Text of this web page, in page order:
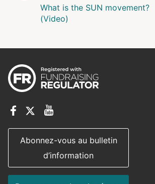
What is the SUN movement?
(Video)
Abonnez-vous au bulletin
d’information